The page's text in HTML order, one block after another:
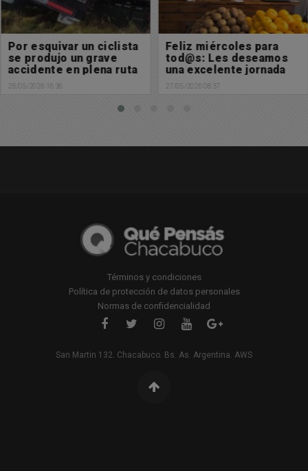
Por esquivar un ciclista
se produjo un grave
accidente en plena ruta
28/05/2026 16:36
Feliz miércoles para
tod@s: Les deseamos
una excelente jornada
27/05/2026 08:37
Términos y condiciones
Política de protección de datos personales
Normas de confidencialidad
San Martin 132. Chacabuco. Bs. As. Argentina. AWS